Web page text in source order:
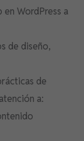
WordPress a
de diseño,
de
a: